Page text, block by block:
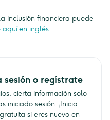
inclusión financiera puede
aquí en inglés.
sesión o regístrate
cierta información solo
iniciado sesión. ¡Inicia
si eres nuevo en